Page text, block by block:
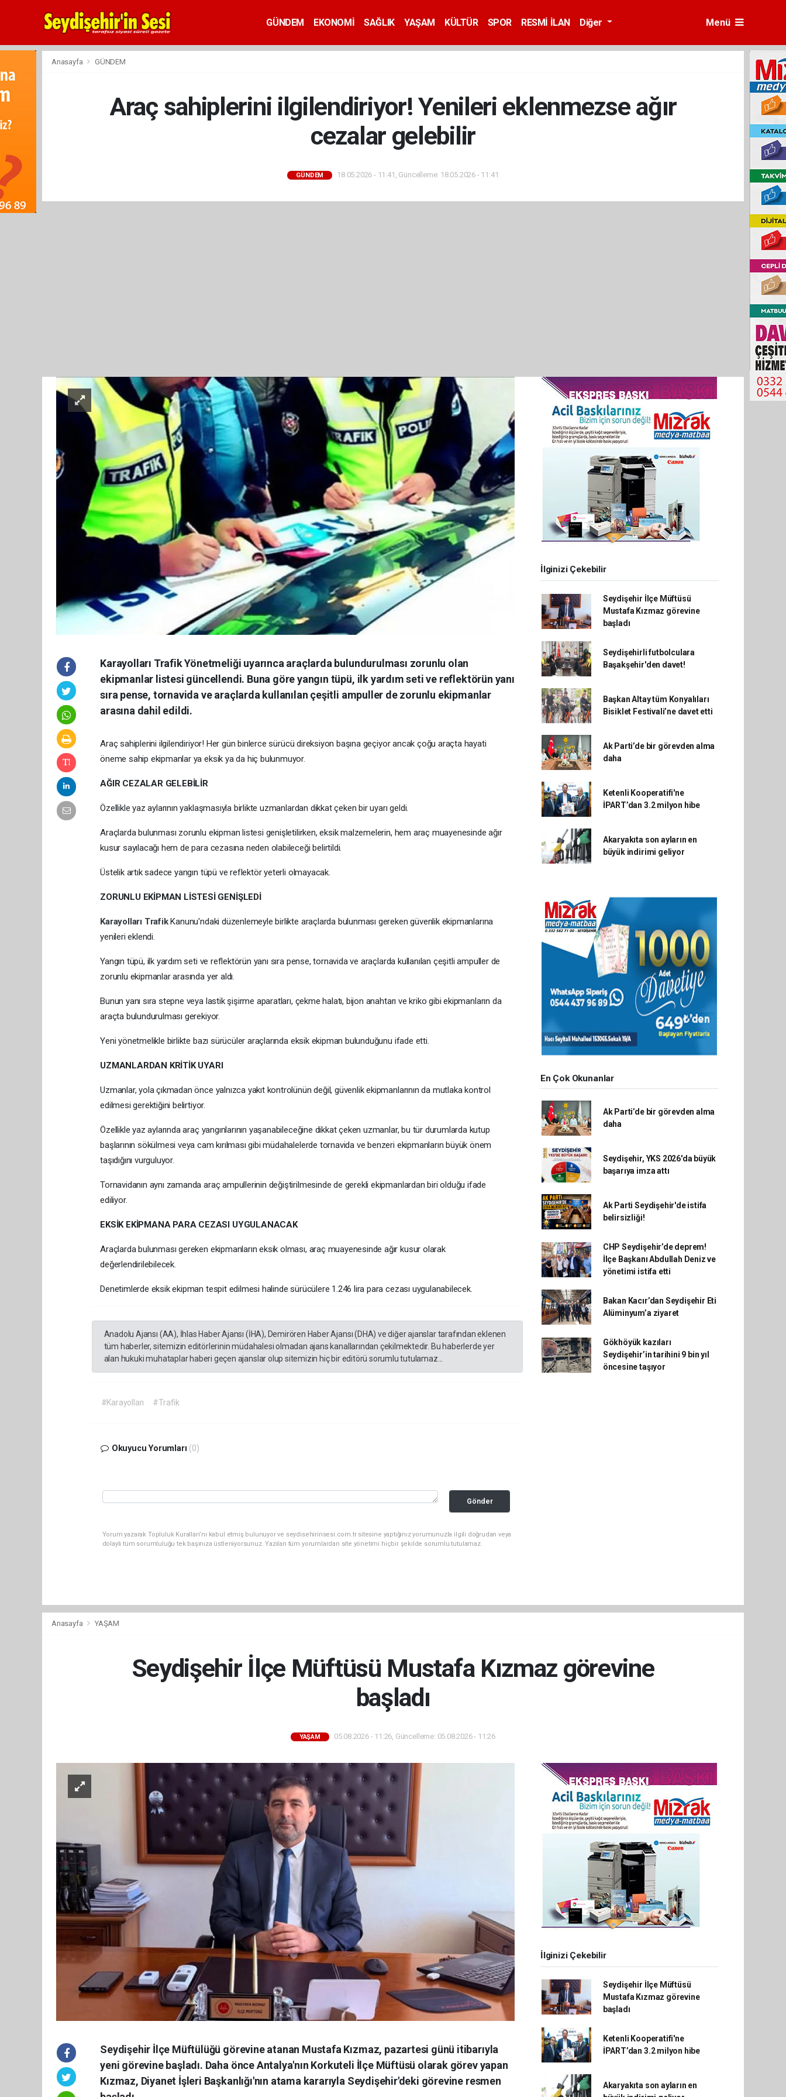
GÜNDEM EKONOMİ SAĞLIK YAŞAM KÜLTÜR SPOR RESMİ İLAN Diğer Menü
Anasayfa GÜNDEM
Araç sahiplerini ilgilendiriyor! Yenileri eklenmezse ağır
cezalar gelebilir
GÜNDEM 18.05.2026 - 11:41, Güncelleme: 18.05.2026 - 11:41
Karayolları Trafik Yönetmeliği uyarınca araçlarda bulundurulması zorunlu olan
ekipmanlar listesi güncellendi. Buna göre yangın tüpü, ilk yardım seti ve reflektörün yanı
sıra pense, tornavida ve araçlarda kullanılan çeşitli ampuller de zorunlu ekipmanlar
arasına dahil edildi.
Araç sahiplerini ilgilendiriyor! Her gün binlerce sürücü direksiyon başına geçiyor ancak çoğu araçta hayati
öneme sahip ekipmanlar ya eksik ya da hiç bulunmuyor.
AĞIR CEZALAR GELEBİLİR
Özellikle yaz aylarının yaklaşmasıyla birlikte uzmanlardan dikkat çeken bir uyarı geldi.
Araçlarda bulunması zorunlu ekipman listesi genişletilirken, eksik malzemelerin, hem araç muayenesinde ağır
kusur sayılacağı hem de para cezasına neden olabileceği belirtildi.
Üstelik artık sadece yangın tüpü ve reflektör yeterli olmayacak.
ZORUNLU EKİPMAN LİSTESİ GENİŞLEDİ
Karayolları TrafikKanunu'ndaki düzenlemeyle birlikte araçlarda bulunması gereken güvenlik ekipmanlarına
yenileri eklendi.
Yangın tüpü, ilk yardım seti ve reflektörün yanı sıra pense, tornavida ve araçlarda kullanılan çeşitli ampuller de
zorunlu ekipmanlar arasında yer aldı.
Bunun yanı sıra stepne veya lastik şişirme aparatları, çekme halatı, bijon anahtarı ve kriko gibi ekipmanların da
araçta bulundurulması gerekiyor.
Yeni yönetmelikle birlikte bazı sürücüler araçlarında eksik ekipman bulunduğunu ifade etti.
UZMANLARDAN KRİTİK UYARI
Uzmanlar, yola çıkmadan önce yalnızca yakıt kontrolünün değil, güvenlik ekipmanlarının da mutlaka kontrol
edilmesi gerektiğini belirtiyor.
Özellikle yaz aylarında araç yangınlarının yaşanabileceğine dikkat çeken uzmanlar, bu tür durumlarda kutup
başlarının sökülmesi veya cam kırılması gibi müdahalelerde tornavida ve benzeri ekipmanların büyük önem
taşıdığını vurguluyor.
Tornavidanın aynı zamanda araç ampullerinin değiştirilmesinde de gerekli ekipmanlardan biri olduğu ifade
ediliyor.
EKSİK EKİPMANA PARA CEZASI UYGULANACAK
Araçlarda bulunması gereken ekipmanların eksik olması, araç muayenesinde ağır kusur olarak
değerlendirilebilecek.
Denetimlerde eksik ekipman tespit edilmesi halinde sürücülere 1.246 lira para cezası uygulanabilecek.
Anadolu Ajansı (AA), İhlas Haber Ajansı (İHA), Demirören Haber Ajansı (DHA) ve diğer ajanslar tarafından eklenen
tüm haberler, sitemizin editörlerinin müdahalesi olmadan ajans kanallarından çekilmektedir. Bu haberlerde yer
alan hukuki muhataplar haberi geçen ajanslar olup sitemizin hiç bir editörü sorumlu tutulamaz...
#Karayolları #Trafik
Okuyucu Yorumları (0)
Gönder
Yorum yazarak Topluluk Kuralları’nı kabul etmiş bulunuyor ve seydisehirinsesi.com.tr sitesine yaptığınız yorumunuzla ilgili doğrudan veya
dolaylı tüm sorumluluğu tek başınıza üstleniyorsunuz. Yazılan tüm yorumlardan site yönetimi hiçbir şekilde sorumlu tutulamaz.
İlginizi Çekebilir
Seydişehir İlçe Müftüsü
Mustafa Kızmaz görevine
başladı
Seydişehirli futbolculara
Başakşehir'den davet!
Başkan Altay tüm Konyalıları
Bisiklet Festivali’ne davet etti
Ak Parti’de bir görevden alma
daha
Ketenli Kooperatifi'ne
İPART’dan 3.2 milyon hibe
Akaryakıta son ayların en
büyük indirimi geliyor
En Çok Okunanlar
Ak Parti’de bir görevden alma
daha
Seydişehir, YKS 2026'da büyük
başarıya imza attı
Ak Parti Seydişehir'de istifa
belirsizliği!
CHP Seydişehir’de deprem!
İlçe Başkanı Abdullah Deniz ve
yönetimi istifa etti
Bakan Kacır’dan Seydişehir Eti
Alüminyum’a ziyaret
Gökhöyük kazıları
Seydişehir’in tarihini 9 bin yıl
öncesine taşıyor
Anasayfa YAŞAM
Seydişehir İlçe Müftüsü Mustafa Kızmaz görevine
başladı
YAŞAM 05.08.2026 - 11:26, Güncelleme: 05.08.2026 - 11:26
Seydişehir İlçe Müftülüğü görevine atanan Mustafa Kızmaz, pazartesi günü itibarıyla
yeni görevine başladı. Daha önce Antalya'nın Korkuteli İlçe Müftüsü olarak görev yapan
Kızmaz, Diyanet İşleri Başkanlığı'nın atama kararıyla Seydişehir'deki görevine resmen
İlginizi Çekebilir
Seydişehir İlçe Müftüsü
Mustafa Kızmaz görevine
başladı
Ketenli Kooperatifi'ne
İPART’dan 3.2 milyon hibe
Akaryakıta son ayların en